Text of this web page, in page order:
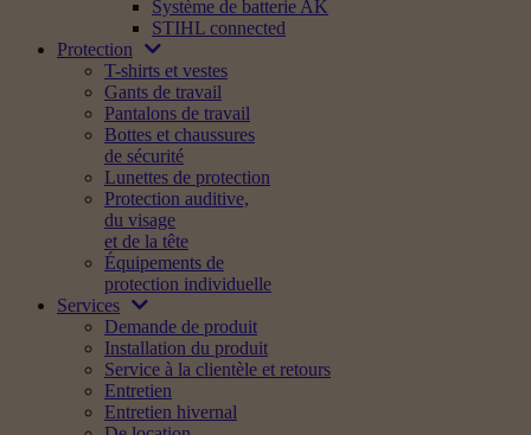
Système de batterie AK
STIHL connected
Protection
T-shirts et vestes
Gants de travail
Pantalons de travail
Bottes et chaussures
de sécurité
Lunettes de protection
Protection auditive,
du visage
et de la tête
Équipements de
protection individuelle
Services
Demande de produit
Installation du produit
Service à la clientèle et retours
Entretien
Entretien hivernal